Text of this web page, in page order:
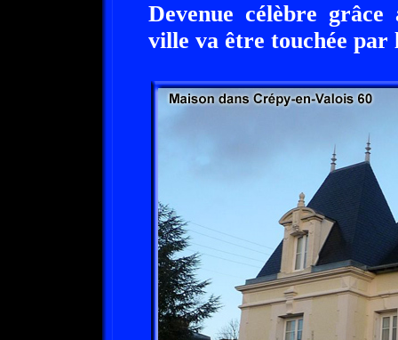
Devenue célèbre
ville va être touchée par